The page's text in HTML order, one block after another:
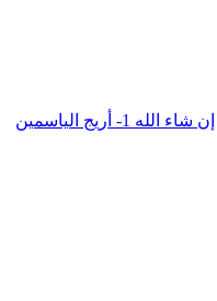
إن شاء الله 1- أريج الياسمين